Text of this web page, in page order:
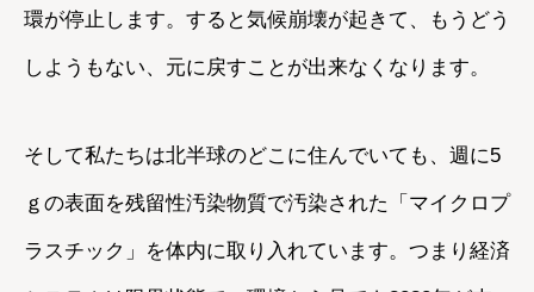
環が停止します。すると気候崩壊が起きて、もうどう
しようもない、元に戻すことが出来なくなります。
そして私たちは北半球のどこに住んでいても、週に5
ｇの表面を残留性汚染物質で汚染された「マイクロプ
ラスチック」を体内に取り入れています。つまり経済